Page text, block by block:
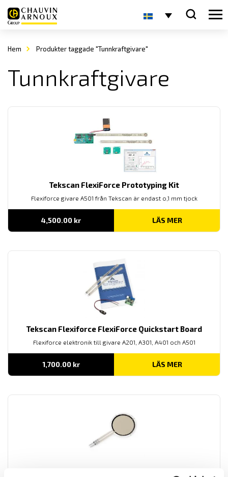
Hem Produkter taggade "Tunnkraftgivare"
Tunnkraftgivare
Tekscan FlexiForce Prototyping Kit
Flexiforce givare A501 från Tekscan är endast o,1 mm tjock
4,500.00 kr LÄS MER
Tekscan Flexiforce FlexiForce Quickstart Board
Flexiforce elektronik till givare A201, A301, A401 och A501
1,700.00 kr LÄS MER